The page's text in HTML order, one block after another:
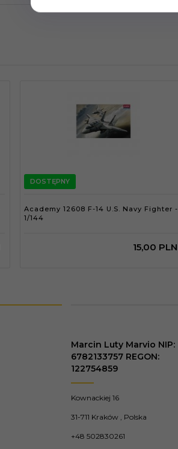
DOSTĘPNY
Academy 12608 F-14 U.S. Navy Fighter -
1/144
15,00 PLN
Marcin Luty Marvio NIP:
6782133757 REGON:
122754859
Kownackiej 16
31-711 Kraków , Polska
+48 502830261